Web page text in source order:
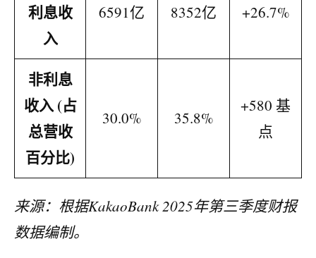
利息收
入
6591亿 8352亿 +26.7%
非利息
收入 (占
总营收
百分比)
30.0% 35.8%
+580 基
点
来源：根据KakaoBank 2025年第三季度财报
数据编制。